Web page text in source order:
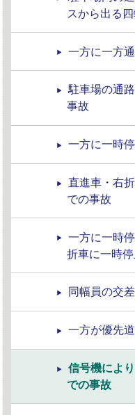
スから出る
一方に一方
駐車場の通
事故
一方に一時
直進車・右
での事故
一方に一時
折車に一時
同幅員の交
一方が優先
信号機によ
での事故